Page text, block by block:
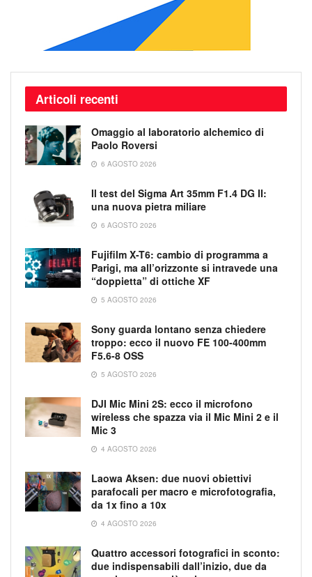
Articoli recenti
Omaggio al laboratorio alchemico di
Paolo Roversi
6 AGOSTO 2026
Il test del Sigma Art 35mm F1.4 DG II:
una nuova pietra miliare
6 AGOSTO 2026
Fujifilm X-T6: cambio di programma a
Parigi, ma all’orizzonte si intravede una
“doppietta” di ottiche XF
5 AGOSTO 2026
Sony guarda lontano senza chiedere
troppo: ecco il nuovo FE 100-400mm
F5.6-8 OSS
5 AGOSTO 2026
DJI Mic Mini 2S: ecco il microfono
wireless che spazza via il Mic Mini 2 e il
Mic 3
4 AGOSTO 2026
Laowa Aksen: due nuovi obiettivi
parafocali per macro e microfotografia,
da 1x fino a 10x
4 AGOSTO 2026
Quattro accessori fotografici in sconto:
due indispensabili dall’inizio, due da